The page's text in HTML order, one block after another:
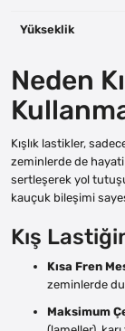
Yükseklik
Neden
Kışlık lastikler,
zeminlerde de
sertleşerek yol
kauçuk bileşimi
Kış
Kısa Fren
zeminlerde
Maksimum